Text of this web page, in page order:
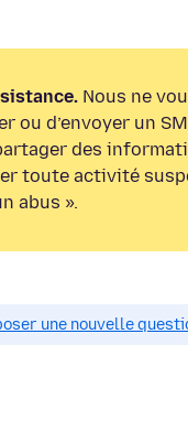
Nous ne
ou d’envoyer un
des
toute activité
abus ».
une nouvelle